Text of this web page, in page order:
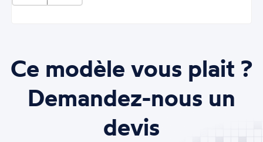
Ce modèle vous plait ?
Demandez-nous un
devis